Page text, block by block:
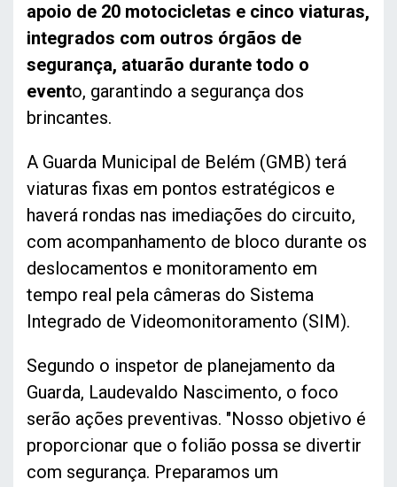
apoio de 20 motocicletas e cinco viaturas,
integrados com outros órgãos de
segurança, atuarão durante todo o
evento, garantindo a segurança dos
brincantes.
A Guarda Municipal de Belém (GMB) terá
viaturas fixas em pontos estratégicos e
haverá rondas nas imediações do circuito,
com acompanhamento de bloco durante os
deslocamentos e monitoramento em
tempo real pela câmeras do Sistema
Integrado de Videomonitoramento (SIM).
Segundo o inspetor de planejamento da
Guarda, Laudevaldo Nascimento, o foco
serão ações preventivas. "Nosso objetivo é
proporcionar que o folião possa se divertir
com segurança. Preparamos um